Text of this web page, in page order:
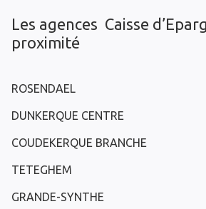
Les agences Caisse
proximité
ROSENDAEL
DUNKERQUE CENTRE
COUDEKERQUE BRANCHE
TETEGHEM
GRANDE-SYNTHE